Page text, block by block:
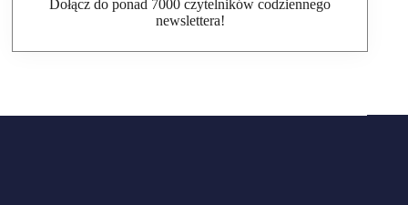
Dołącz do ponad 7000 czytelników codziennego
newslettera!